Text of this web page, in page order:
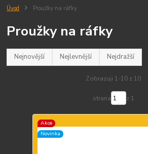
Úvod Proužky na ráfky
Proužky na ráfky
Nejnovější Nejlevnější Nejdražší
Zobrazuji 1-10 z 10
strana z 1
Akce
Novinka